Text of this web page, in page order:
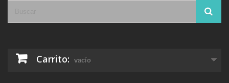
Carrito: vacío